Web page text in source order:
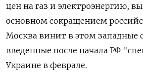
цен на газ и электроэнергию,
основном сокращением
Москва винит в этом западные
введенные после начала РФ
Украине в феврале.